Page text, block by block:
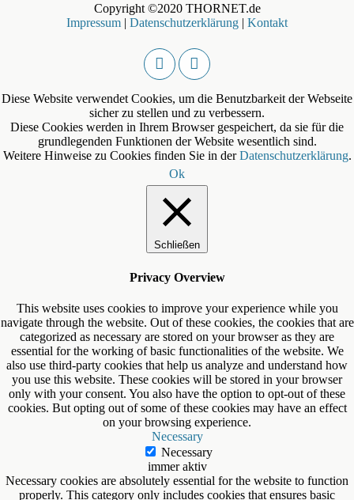
Copyright ©2020 THORNET.de
Impressum | Datenschutzerklärung | Kontakt
Diese Website verwendet Cookies, um die Benutzbarkeit der Webseite
sicher zu stellen und zu verbessern.
Diese Cookies werden in Ihrem Browser gespeichert, da sie für die
grundlegenden Funktionen der Website wesentlich sind.
Weitere Hinweise zu Cookies finden Sie in derDatenschutzerklärung.
Ok
Schließen
Privacy Overview
This website uses cookies to improve your experience while you
navigate through the website. Out of these cookies, the cookies that are
categorized as necessary are stored on your browser as they are
essential for the working of basic functionalities of the website. We
also use third-party cookies that help us analyze and understand how
you use this website. These cookies will be stored in your browser
only with your consent. You also have the option to opt-out of these
cookies. But opting out of some of these cookies may have an effect
on your browsing experience.
Necessary
Necessary
immer aktiv
Necessary cookies are absolutely essential for the website to function
properly. This category only includes cookies that ensures basic